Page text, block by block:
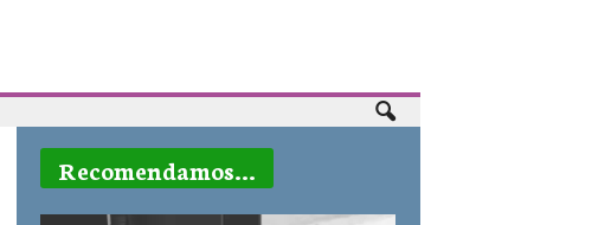
Recomendamos...